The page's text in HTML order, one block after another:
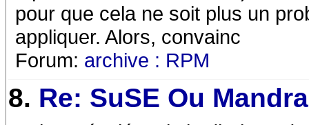
pour que cela ne soit plus un
appliquer. Alors, convainc
Forum: archive : RPM
8. Re: SuSE Ou